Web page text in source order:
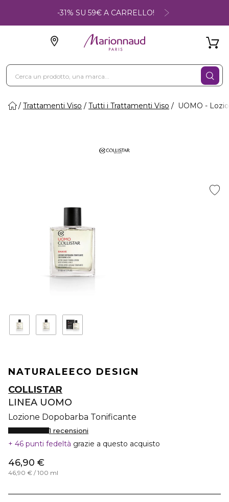
-31% SU 59€ A CARRELLO!
Trattamenti Viso Tutti i Trattamenti Viso UOMO -
NATURALEECO DESIGN
COLLISTAR
LINEA UOMO
Lozione Dopobarba Tonificante
1 recensioni
46 punti fedeltà grazie a questo acquisto
46,90 €
46,90 € / 100 ml